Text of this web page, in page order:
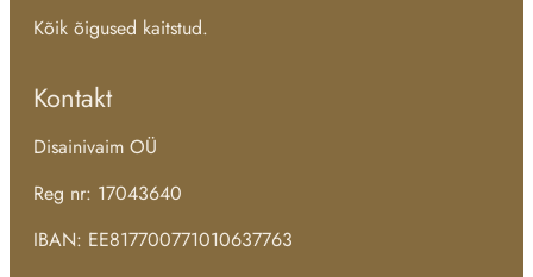
Kõik õigused kaitstud.
Kontakt
Disainivaim OÜ
Reg nr: 17043640
IBAN: EE817700771010637763